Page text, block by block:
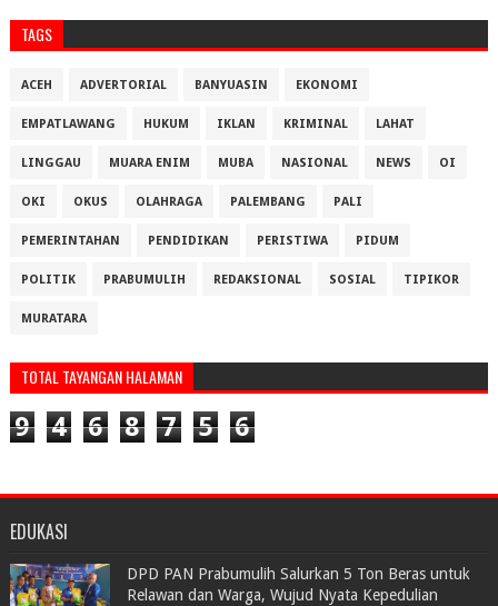
TAGS
ACEH ADVERTORIAL BANYUASIN EKONOMI
EMPATLAWANG HUKUM IKLAN KRIMINAL LAHAT
LINGGAU MUARA ENIM MUBA NASIONAL NEWS OI
OKI OKUS OLAHRAGA PALEMBANG PALI
PEMERINTAHAN PENDIDIKAN PERISTIWA PIDUM
POLITIK PRABUMULIH REDAKSIONAL SOSIAL TIPIKOR
MURATARA
TOTAL TAYANGAN HALAMAN
9 4 6 8 7 5 6
EDUKASI
DPD PAN Prabumulih Salurkan 5 Ton Beras untuk
Relawan dan Warga, Wujud Nyata Kepedulian